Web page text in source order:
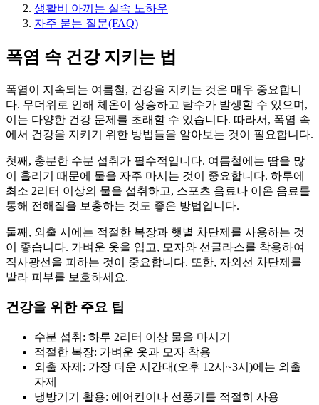
생활비 아끼는 실속 노하우
자주 묻는 질문(FAQ)
폭염 속 건강 지키는 법
폭염이 지속되는 여름철, 건강을 지키는 것은 매우 중요합니
다. 무더위로 인해 체온이 상승하고 탈수가 발생할 수 있으며,
이는 다양한 건강 문제를 초래할 수 있습니다. 따라서, 폭염 속
에서 건강을 지키기 위한 방법들을 알아보는 것이 필요합니다.
첫째, 충분한 수분 섭취가 필수적입니다. 여름철에는 땀을 많
이 흘리기 때문에 물을 자주 마시는 것이 중요합니다. 하루에
최소 2리터 이상의 물을 섭취하고, 스포츠 음료나 이온 음료를
통해 전해질을 보충하는 것도 좋은 방법입니다.
둘째, 외출 시에는 적절한 복장과 햇볕 차단제를 사용하는 것
이 좋습니다. 가벼운 옷을 입고, 모자와 선글라스를 착용하여
직사광선을 피하는 것이 중요합니다. 또한, 자외선 차단제를
발라 피부를 보호하세요.
건강을 위한 주요 팁
수분 섭취: 하루 2리터 이상 물을 마시기
적절한 복장: 가벼운 옷과 모자 착용
외출 자제: 가장 더운 시간대(오후 12시~3시)에는 외출
자제
냉방기기 활용: 에어컨이나 선풍기를 적절히 사용